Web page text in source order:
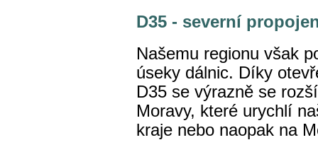
D35 - severní
Našemu regionu však
úseky dálnic. Díky
D35 se výrazně se
Moravy, které urychlí
kraje nebo naopak na